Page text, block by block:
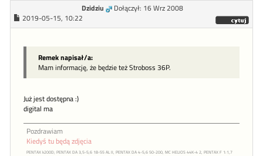
Dzidziu
Dołączył: 16 Wrz 2008
2019-05-15, 10:22
Remek napisał/a:
Mam informację, że będzie też Stroboss 36P.
Już jest dostępna :)
digital ma
Pozdrawiam
Kiedyś tu będą zdjęcia
PENTAX k200D; PENTAX DA 3,5-5,6 18-55 AL II, PENTAX DA 4-5,6 50-200, MC HELIOS 44K-4 2, PENTAX F 1:1,7